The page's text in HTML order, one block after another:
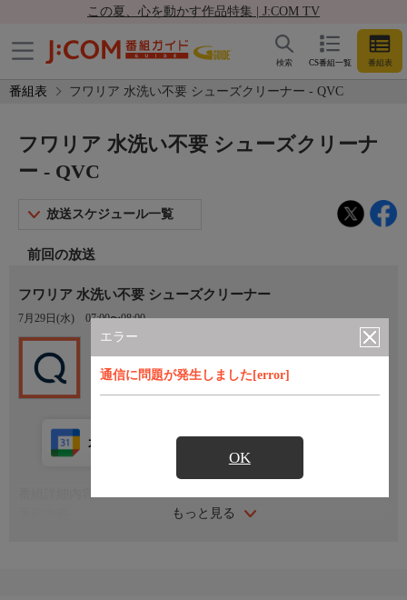
この夏、心を動かす作品特集 | J:COM TV
CS番組一覧 番組表
検索
番組表 フワリア 水洗い不要 シューズクリーナー - QVC
エラー
通信に問題が発生しました[error]
OK
フワリア 水洗い不要 シューズクリーナ
ー - QVC
放送スケジュール一覧
前回の放送
フワリア 水洗い不要 シューズクリーナー
7月29日(水) 07:00〜08:00
もっと見る
カレンダー登録 アプリ視聴